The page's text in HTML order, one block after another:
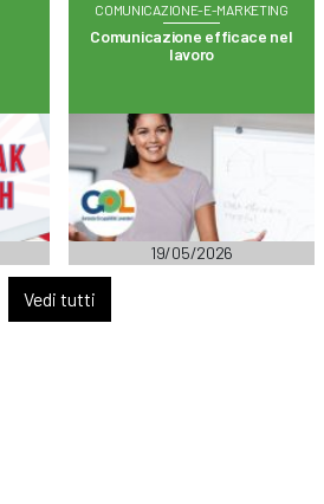
COMUNICAZIONE-E-MARKETING
Comunicazione efficace nel
lavoro
19/05/2026
Vedi tutti